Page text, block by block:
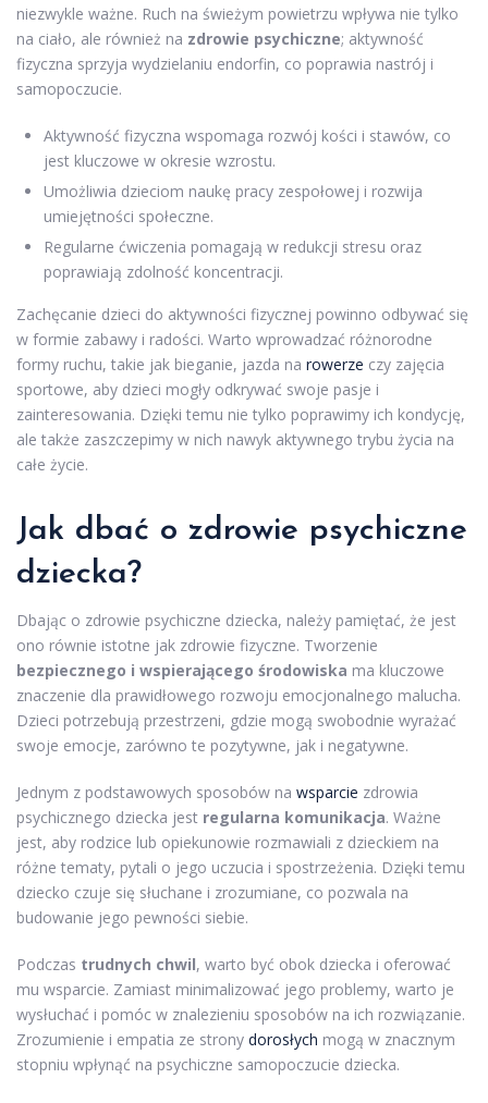
niezwykle ważne. Ruch na świeżym powietrzu wpływa nie tylko
na ciało, ale również na zdrowie psychiczne; aktywność
fizyczna sprzyja wydzielaniu endorfin, co poprawia nastrój i
samopoczucie.
Aktywność fizyczna wspomaga rozwój kości i stawów, co
jest kluczowe w okresie wzrostu.
Umożliwia dzieciom naukę pracy zespołowej i rozwija
umiejętności społeczne.
Regularne ćwiczenia pomagają w redukcji stresu oraz
poprawiają zdolność koncentracji.
Zachęcanie dzieci do aktywności fizycznej powinno odbywać się
w formie zabawy i radości. Warto wprowadzać różnorodne
formy ruchu, takie jak bieganie, jazda na rowerze czy zajęcia
sportowe, aby dzieci mogły odkrywać swoje pasje i
zainteresowania. Dzięki temu nie tylko poprawimy ich kondycję,
ale także zaszczepimy w nich nawyk aktywnego trybu życia na
całe życie.
Jak dbać o zdrowie psychiczne
dziecka?
Dbając o zdrowie psychiczne dziecka, należy pamiętać, że jest
ono równie istotne jak zdrowie fizyczne. Tworzenie
bezpiecznego i wspierającego środowiska ma kluczowe
znaczenie dla prawidłowego rozwoju emocjonalnego malucha.
Dzieci potrzebują przestrzeni, gdzie mogą swobodnie wyrażać
swoje emocje, zarówno te pozytywne, jak i negatywne.
Jednym z podstawowych sposobów na wsparcie zdrowia
psychicznego dziecka jest regularna komunikacja. Ważne
jest, aby rodzice lub opiekunowie rozmawiali z dzieckiem na
różne tematy, pytali o jego uczucia i spostrzeżenia. Dzięki temu
dziecko czuje się słuchane i zrozumiane, co pozwala na
budowanie jego pewności siebie.
Podczas trudnych chwil, warto być obok dziecka i oferować
mu wsparcie. Zamiast minimalizować jego problemy, warto je
wysłuchać i pomóc w znalezieniu sposobów na ich rozwiązanie.
Zrozumienie i empatia ze strony dorosłych mogą w znacznym
stopniu wpłynąć na psychiczne samopoczucie dziecka.